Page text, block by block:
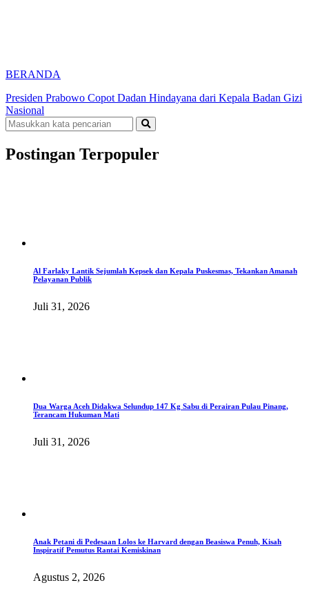
BERANDA
Presiden Prabowo Copot Dadan Hindayana dari Kepala Badan Gizi
Nasional
Postingan Terpopuler
Al Farlaky Lantik Sejumlah Kepsek dan Kepala Puskesmas, Tekankan Amanah
Pelayanan Publik
Juli 31, 2026
Dua Warga Aceh Didakwa Selundup 147 Kg Sabu di Perairan Pulau Pinang,
Terancam Hukuman Mati
Juli 31, 2026
Anak Petani di Pedesaan Lolos ke Harvard dengan Beasiswa Penuh, Kisah
Inspiratif Pemutus Rantai Kemiskinan
Agustus 2, 2026